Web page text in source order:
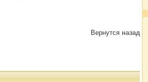
Вернутся назад